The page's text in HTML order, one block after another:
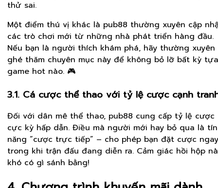
thử sai.
Một điểm thú vị khác là pub88 thường xuyên cập
các trò chơi mới từ những nhà phát triển hàng đầu.
Nếu bạn là người thích khám phá, hãy thường xuyên
ghé thăm chuyên mục này để không bỏ lỡ bất kỳ tựa
game hot nào. 🎮
3.1. Cá cược thể thao với tỷ lệ cược cạnh
Đối với dân mê thể thao, pub88 cung cấp tỷ lệ cược
cực kỳ hấp dẫn. Điều mà người mới hay bỏ qua là
năng “cược trực tiếp” – cho phép bạn đặt cược ngay
trong khi trận đấu đang diễn ra. Cảm giác hồi hộp
khó có gì sánh bằng!